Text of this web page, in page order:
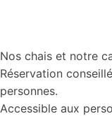
Nos chais et notre
Réservation
personnes.
Accessible aux